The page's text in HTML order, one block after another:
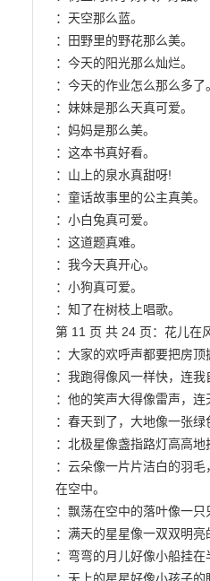
：天空那么蓝。
：田野里的野花那么美。
：今天的阳光那么灿烂。
：今天的作业怎么那么多了。
：妹妹是那么天真可爱。
：妈妈是那么美。
：这本书真好看。
：山上的泉水真甜呀!
：童话故事里的公主真美。
：小白兔真可爱。
：这道题真难。
：我今天真开心。
：小狗真可爱。
：知了在树枝上唱歌。
第 11 页 共 24 页：花儿在
：大家的欢呼声都要把房顶
：我跑得像风一样快，连我
：他的笑声大得像雷声，连
：春天到了，大地像一张绿
：北极星像盏指路灯高高地
：云朵像一片片洁白的羽毛
在空中。
：飘荡在空中的落叶像一只
：满天的星星像一双双明亮
：弯弯的月儿好像小船挂在